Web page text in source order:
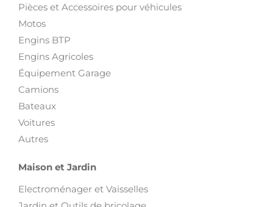
Pièces et Accessoires pour véhicules
Motos
Engins BTP
Engins Agricoles
Équipement Garage
Camions
Bateaux
Voitures
Autres
Maison et Jardin
Electroménager et Vaisselles